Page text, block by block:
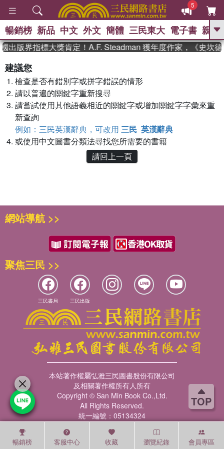
TOP
5
GO
史是一群喵 、
獎 臺灣漫遊錄
登輝時代 、 數學女孩：黎曼猜想 、
暢銷榜 新品 中文 外文 簡體 三民東大 電子書 親子
出版界指標大獎肯定！A.F. Steadman 獲年度作家，《史坎
建議您
檢查是否有錯別字或拼字錯誤的情形
請以普遍的關鍵字重新搜尋
請嘗試使用其他語義相近的關鍵字或增加關鍵字字彙來重
新查詢
例如：三民英漢辭典，可改用 三民 英漢辭典
或使用中文圖書分類法尋找您所需要的書籍
請回上一頁
暢銷榜 客服中心 收藏 瀏覽紀錄 會員專區
網站導航 >>
聚焦三民 >>
三民書局 三民出版
本站著作權屬弘雅三民圖書股份有限公司
及相關著作權所有人所有
Copyright © San Min Book Co.,Ltd.
All Rights Reserved.
統一編號：05134324